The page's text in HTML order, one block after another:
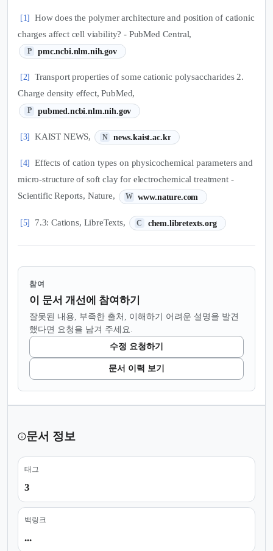
[1] How does the polymer architecture and position of cationic
charges affect cell viability? - PubMed Central,
P pmc.ncbi.nlm.nih.gov
(새 탭에서 열림)
[2] Transport properties of some cationic polysaccharides 2.
Charge density effect, PubMed,
P pubmed.ncbi.nlm.nih.gov
(새 탭에서 열림)
[3] KAIST NEWS, N news.kaist.ac.kr
(새 탭에서 열림)
[4] Effects of cation types on physicochemical parameters and
micro-structure of soft clay for electrochemical treatment -
Scientific Reports, Nature,
W www.nature.com
(새 탭에서 열림)
[5] 7.3: Cations, LibreTexts, C chem.libretexts.org
(새 탭에서 열림)
참여
이 문서 개선에 참여하기
잘못된 내용, 부족한 출처, 이해하기 어려운 설명을 발견
했다면 요청을 남겨 주세요.
수정 요청하기
문서 이력 보기
문서 정보
태그
3
백링크
...